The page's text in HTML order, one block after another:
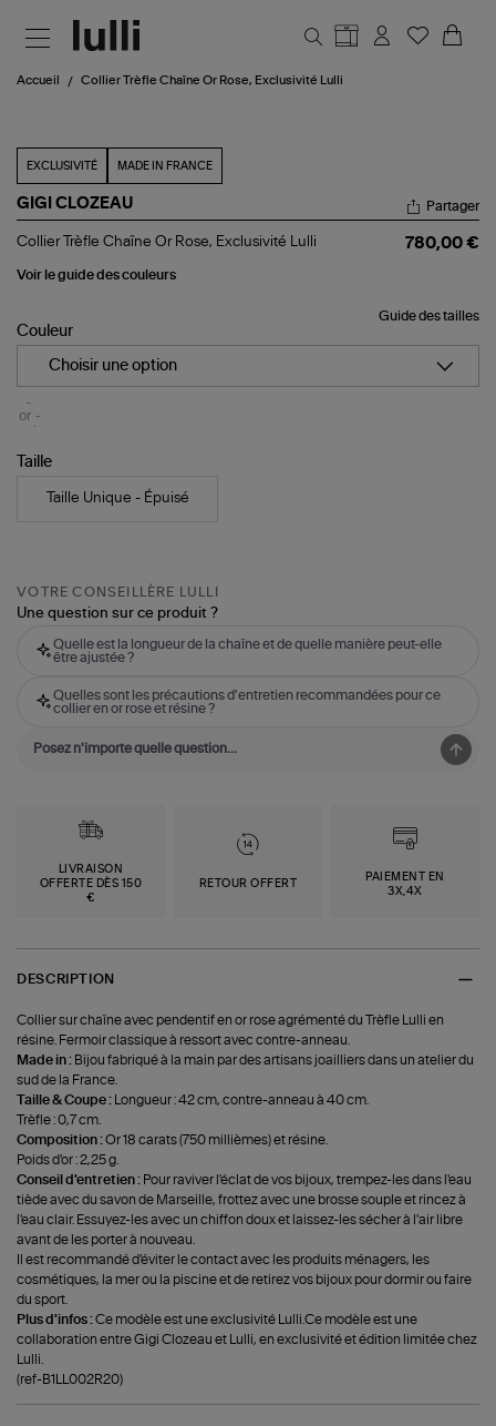
Accueil Collier Trèfle Chaîne Or Rose, Exclusivité Lulli
EXCLUSIVITÉ MADE IN FRANCE
GIGI CLOZEAU
Collier
Chaîne
Exclusivité
Lulli
Partager
Collier Trèfle Chaîne Or Rose, Exclusivité Lulli 780,00 €
Voir le guide des couleurs
Guide des tailles
Couleur
Choisir une option
Trèfle
or -
Épuisé
Taille
Taille Unique - Épuisé
VOTRE CONSEILLÈRE LULLI
Une question sur ce produit ?
Quelle est la longueur de la chaîne et de quelle manière peut-elle
être ajustée ?
Quelles sont les précautions d'entretien recommandées pour ce
collier en or rose et résine ?
LIVRAISON
OFFERTE DÈS 150
€
RETOUR OFFERT
PAIEMENT EN
3X,4X
DESCRIPTION
Collier sur chaîne avec pendentif en or rose agrémenté du Trèfle Lulli en
résine. Fermoir classique à ressort avec contre-anneau.
Made in : Bijou fabriqué à la main par des artisans joailliers dans un atelier du
sud de la France.
Taille & Coupe :
Longueur : 42 cm, contre-anneau à 40 cm.
Trèfle : 0,7 cm.
Composition :Or 18 carats (750 millièmes) et résine.
Poids d'or : 2,25 g.
Conseil d'entretien : Pour raviver l'éclat de vos bijoux, trempez-les dans l'eau
tiède avec du savon de Marseille, frottez avec une brosse souple et rincez à
l'eau clair. Essuyez-les avec un chiffon doux et laissez-les sécher à l'air libre
avant de les porter à nouveau.
Il est recommandé d'éviter le contact avec les produits ménagers, les
cosmétiques, la mer ou la piscine et de retirez vos bijoux pour dormir ou faire
du sport.
Plus d'infos :Ce modèle est une exclusivité Lulli.Ce modèle est une
collaboration entre Gigi Clozeau et Lulli, en exclusivité et édition limitée chez
Lulli.
(ref-B1LL002R20)